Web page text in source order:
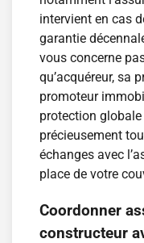
intervient en cas
garantie
vous concerne
qu’acquéreur, sa
promoteur
protection
précieusement
échanges avec
place de votre
Coordonner
constructeur